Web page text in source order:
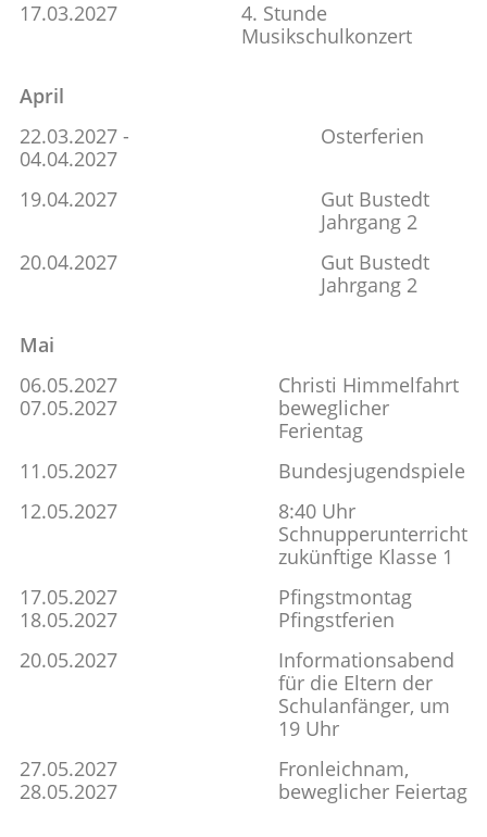
17.03.2027
4. Stunde
Musikschulkonzert
April
22.03.2027 -
04.04.2027
Osterferien
19.04.2027
Gut Bustedt
Jahrgang 2
20.04.2027
Gut Bustedt
Jahrgang 2
Mai
06.05.2027
07.05.2027
Christi Himmelfahrt
beweglicher
Ferientag
11.05.2027
Bundesjugendspiele
12.05.2027
8:40 Uhr
Schnupperunterricht
zukünftige Klasse 1
17.05.2027
18.05.2027
Pfingstmontag
Pfingstferien
20.05.2027
Informationsabend
für die Eltern der
Schulanfänger, um
19 Uhr
27.05.2027
28.05.2027
Fronleichnam,
beweglicher Feiertag